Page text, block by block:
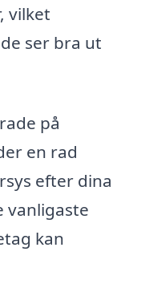
vilket
ser bra ut
på
en rad
efter dina
vanligaste
kan